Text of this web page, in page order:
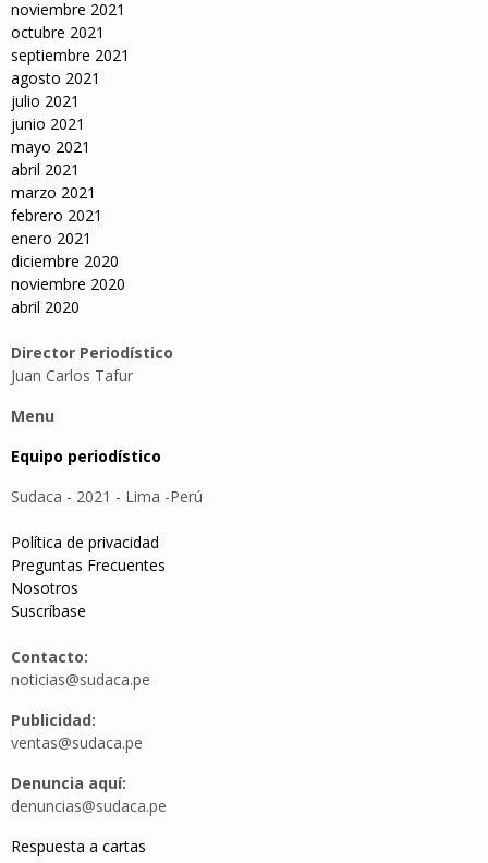
noviembre 2021
octubre 2021
septiembre 2021
agosto 2021
julio 2021
junio 2021
mayo 2021
abril 2021
marzo 2021
febrero 2021
enero 2021
diciembre 2020
noviembre 2020
abril 2020
Director Periodístico
Juan Carlos Tafur
Menu
Equipo periodístico
Sudaca - 2021 - Lima -Perú
Política de privacidad
Preguntas Frecuentes
Nosotros
Suscríbase
Contacto:
noticias@sudaca.pe
Publicidad:
ventas@sudaca.pe
Denuncia aquí:
denuncias@sudaca.pe
Respuesta a cartas